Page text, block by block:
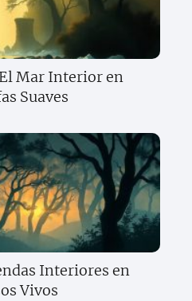
Mar Interior en
Suaves
Interiores en
Vivos